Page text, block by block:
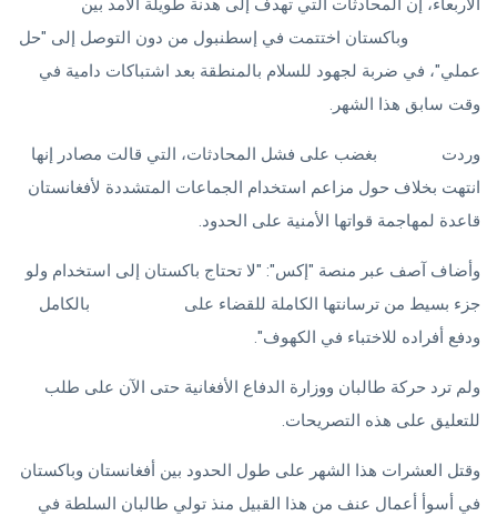
الأربعاء، إن المحادثات التي تهدف إلى هدنة طويلة الأمد بين
وباكستان اختتمت في إسطنبول من دون التوصل إلى "حل
عملي"، في ضربة لجهود للسلام بالمنطقة بعد اشتباكات دامية في
وقت سابق هذا الشهر.
وردت
بغضب على فشل المحادثات، التي قالت مصادر إنها
انتهت بخلاف حول مزاعم استخدام الجماعات المتشددة لأفغانستان
قاعدة لمهاجمة قواتها الأمنية على الحدود.
وأضاف آصف عبر منصة "إكس": "لا تحتاج باكستان إلى استخدام ولو
جزء بسيط من ترسانتها الكاملة للقضاء على
بالكامل
ودفع أفراده للاختباء في الكهوف".
ولم ترد حركة طالبان ووزارة الدفاع الأفغانية حتى الآن على طلب
للتعليق على هذه التصريحات.
وقتل العشرات هذا الشهر على طول الحدود بين أفغانستان وباكستان
في أسوأ أعمال عنف من هذا القبيل منذ تولي طالبان السلطة في